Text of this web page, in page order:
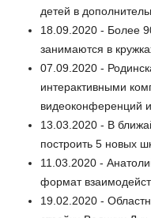
детей в
18.09.2020 - Более
занимаются в
07.09.2020 -
интерактивными
видеоконференций
13.03.2020 - В
построить 5 новых
11.03.2020 -
формат
19.02.2020 -